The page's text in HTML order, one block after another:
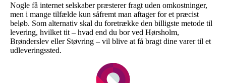
Nogle få internet selskaber præsterer fragt uden omkostninger,
men i mange tilfælde kun såfremt man aftager for et præcist
beløb. Som alternativ skal du foretrække den billigste metode til
levering, hvilket tit – hvad end du bor ved Hørsholm,
Brønderslev eller Støvring – vil blive at få bragt dine varer til et
udleveringssted.